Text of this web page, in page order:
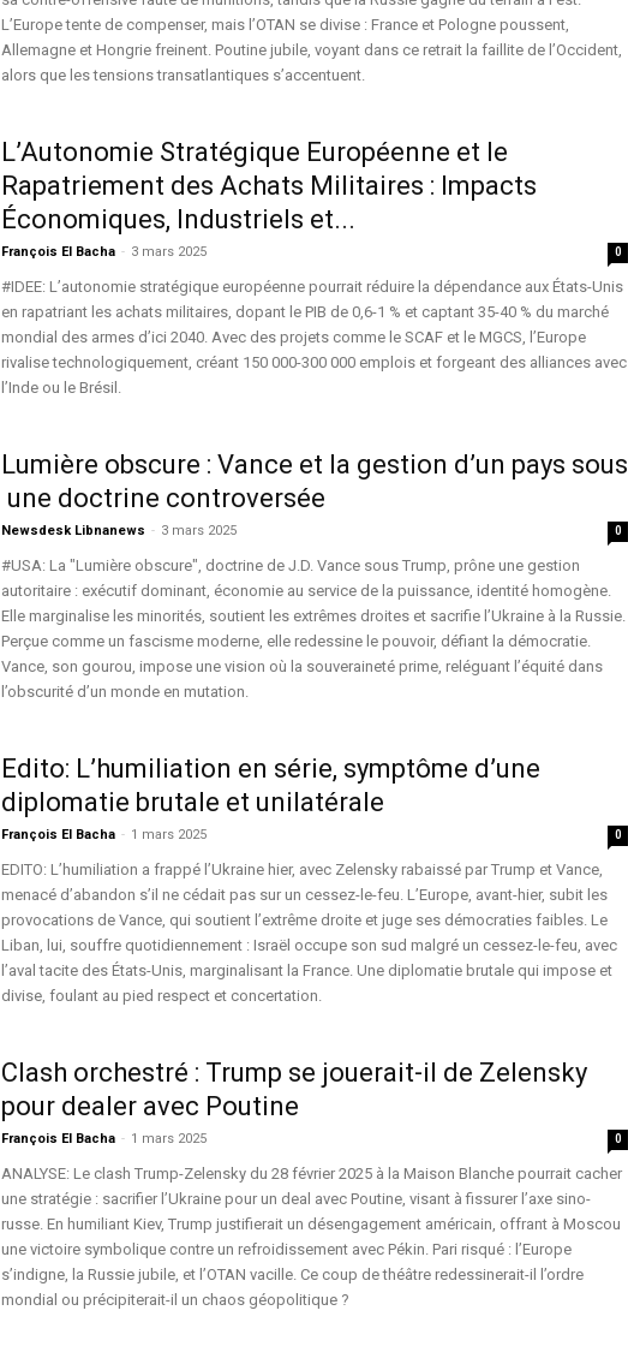
L’Europe tente de compenser, mais l’OTAN se divise : France et Pologne poussent,
Allemagne et Hongrie freinent. Poutine jubile, voyant dans ce retrait la faillite de l’Occident,
alors que les tensions transatlantiques s’accentuent.
L’Autonomie Stratégique Européenne et le
Rapatriement des Achats Militaires : Impacts
Économiques, Industriels et...
François El Bacha - 3 mars 2025 0
#IDEE: L’autonomie stratégique européenne pourrait réduire la dépendance aux États-Unis
en rapatriant les achats militaires, dopant le PIB de 0,6-1 % et captant 35-40 % du marché
mondial des armes d’ici 2040. Avec des projets comme le SCAF et le MGCS, l’Europe
rivalise technologiquement, créant 150 000-300 000 emplois et forgeant des alliances avec
l’Inde ou le Brésil.
Lumière obscure : Vance et la gestion d’un pays sous
une doctrine controversée
Newsdesk Libnanews - 3 mars 2025 0
#USA: La "Lumière obscure", doctrine de J.D. Vance sous Trump, prône une gestion
autoritaire : exécutif dominant, économie au service de la puissance, identité homogène.
Elle marginalise les minorités, soutient les extrêmes droites et sacrifie l’Ukraine à la Russie.
Perçue comme un fascisme moderne, elle redessine le pouvoir, défiant la démocratie.
Vance, son gourou, impose une vision où la souveraineté prime, reléguant l’équité dans
l’obscurité d’un monde en mutation.
Edito: L’humiliation en série, symptôme d’une
diplomatie brutale et unilatérale
François El Bacha - 1 mars 2025 0
EDITO: L’humiliation a frappé l’Ukraine hier, avec Zelensky rabaissé par Trump et Vance,
menacé d’abandon s’il ne cédait pas sur un cessez-le-feu. L’Europe, avant-hier, subit les
provocations de Vance, qui soutient l’extrême droite et juge ses démocraties faibles. Le
Liban, lui, souffre quotidiennement : Israël occupe son sud malgré un cessez-le-feu, avec
l’aval tacite des États-Unis, marginalisant la France. Une diplomatie brutale qui impose et
divise, foulant au pied respect et concertation.
Clash orchestré : Trump se jouerait-il de Zelensky
pour dealer avec Poutine
François El Bacha - 1 mars 2025 0
ANALYSE: Le clash Trump-Zelensky du 28 février 2025 à la Maison Blanche pourrait cacher
une stratégie : sacrifier l’Ukraine pour un deal avec Poutine, visant à fissurer l’axe sino-
russe. En humiliant Kiev, Trump justifierait un désengagement américain, offrant à Moscou
une victoire symbolique contre un refroidissement avec Pékin. Pari risqué : l’Europe
s’indigne, la Russie jubile, et l’OTAN vacille. Ce coup de théâtre redessinerait-il l’ordre
mondial ou précipiterait-il un chaos géopolitique ?